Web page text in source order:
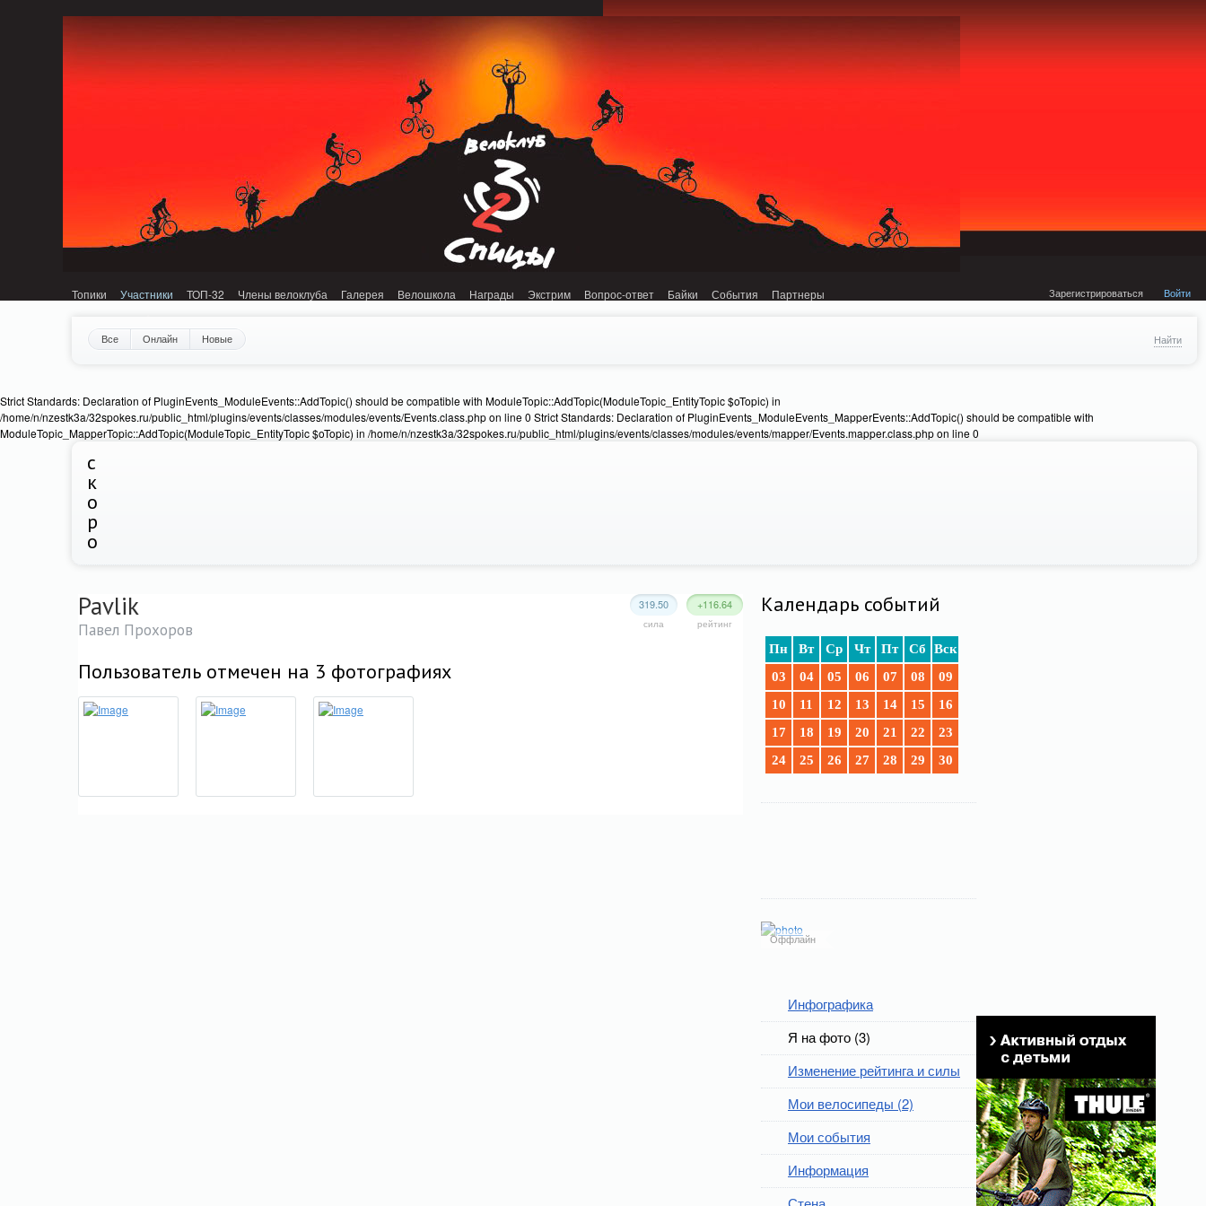
Топики Участники ТОП-32 Члены велоклуба Галерея Велошкола Награды Экстрим Вопрос-ответ Байки События Партнеры Зарегистрироваться Войти
Все Онлайн Новые Найти
Strict Standards: Declaration of PluginEvents_ModuleEvents::AddTopic() should be compatible with ModuleTopic::AddTopic(ModuleTopic_EntityTopic $oTopic) in
/home/n/nzestk3a/32spokes.ru/public_html/plugins/events/classes/modules/events/Events.class.php on line 0 Strict Standards: Declaration of PluginEvents_ModuleEvents_MapperEvents::AddTopic() should be compatible with
ModuleTopic_MapperTopic::AddTopic(ModuleTopic_EntityTopic $oTopic) in /home/n/nzestk3a/32spokes.ru/public_html/plugins/events/classes/modules/events/mapper/Events.mapper.class.php on line 0
с
к
о
р
о
Календарь событий
Пн Вт Ср Чт Пт Сб
Вск
03
04 05 06 07 08
09
10
11 12 13 14 15
16
17
18 19 20 21 22
23
24
25 26 27 28 29 30
Оффлайн
Инфографика
Я на фото (3)
Изменение рейтинга и силы
Мои велосипеды (2)
Мои события
Информация
+116.64
рейтинг
319.50
сила
Pavlik
Павел Прохоров
Пользователь отмечен на 3 фотографиях